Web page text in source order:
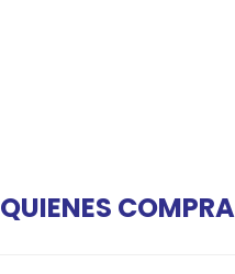
QUIENES